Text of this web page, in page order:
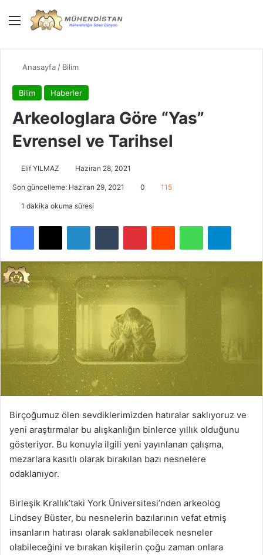
Menü
Anasayfa / Bilim
Bilim Haberler
Arkeologlara Göre “Yas”
Evrensel ve Tarihsel
Elif YILMAZ Haziran 28, 2021
Son güncelleme: Haziran 29, 2021 0 115
1 dakika okuma süresi
Facebook
X LinkedInTumblr PinterestReddit WhatsApp
Birçoğumuz ölen sevdiklerimizden hatıralar saklıyoruz ve
yeni araştırmalar bu alışkanlığın binlerce yıllık olduğunu
gösteriyor. Bu konuyla ilgili yeni yayınlanan çalışma,
mezarlara kasıtlı olarak bırakılan bazı nesnelere
odaklanıyor.
Birleşik Krallık’taki York Üniversitesi’nden arkeolog
Lindsey Büster, bu nesnelerin bazılarının vefat etmiş
insanların hatırası olarak saklanabilecek nesneler
olabileceğini ve bırakan kişilerin çoğu zaman onlara